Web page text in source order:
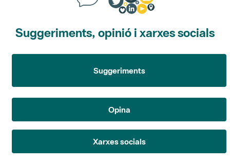
Suggeriments, opinió i xarxes socials
Suggeriments
Opina
Xarxes socials